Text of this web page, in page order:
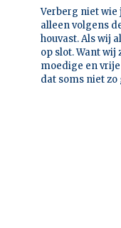
Verberg niet wie
alleen volgens
houvast. Als wij
op slot. Want
moedige en
dat soms niet zo